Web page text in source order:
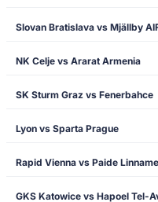
Slovan Bratislava vs Mjällby
NK Celje vs Ararat Armenia
SK Sturm Graz vs Fenerbahce
Lyon vs Sparta Prague
GKS Katowice vs Hapoel Tel-